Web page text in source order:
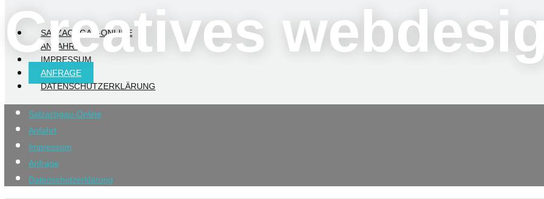
SALZACHGAU-ONLINE
ANFAHRT
IMPRESSUM
ANFRAGE
DATENSCHUTZERKLÄRUNG
Salzachgau-Online
Anfahrt
Impressum
Anfrage
Datenschutzerklärung
Creatives